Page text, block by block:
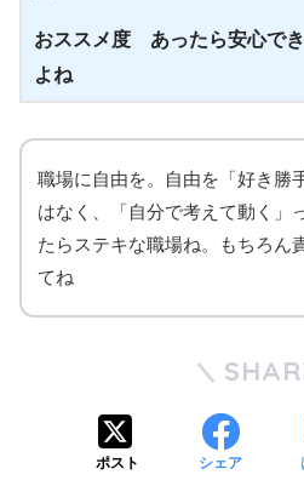
おススメ度 あったら安心で
よね
職場に自由を。自由を「好き勝
はなく、「自分で考えて動く」
たらステキな職場ね。もちろん
てね
ポスト シェア